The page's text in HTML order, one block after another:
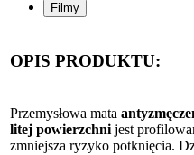
Filmy
OPIS PRODUKTU:
Przemysłowa mata
litej powierzchni jest
zmniejsza ryzyko potknięcia.